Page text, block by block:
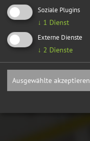
Soziale Plugins
↓ 1 Dienst
Externe Dienste
↓ 2 Dienste
Ausgewählte akzeptieren